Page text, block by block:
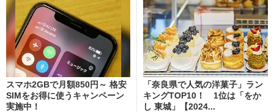
スマホ2GBで月額850円～ 格安
SIMをお得に使うキャンペーン
実施中！
「奈良県で人気の洋菓子」ラン
キングTOP10！ 1位は「をか
し 東城」【2024...